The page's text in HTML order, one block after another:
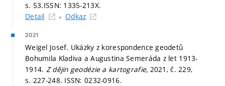
s. 53.ISSN: 1335-213X.
Detail
Odkaz
2021
Weigel Josef. Ukázky z korespondence geodetů
Bohumila Kladiva a Augustina Semeráda z let 1913-
1914. Z dějin geodézie a kartografie, 2021, č. 229,
s. 227-248. ISSN: 0232-0916.